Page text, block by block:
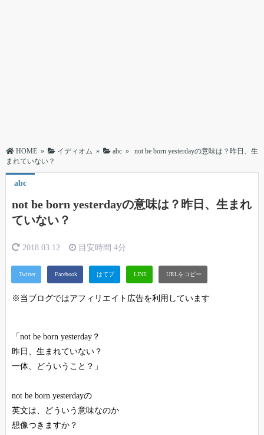
HOME » イディオム » abc »
not be born yesterdayの意味は？昨日、生
まれていない？
abc
not be born yesterdayの意味は？昨日、生まれ
ていない？
2018.03.12 目安時間 4分
※当ブログではアフィリエイト広告を利用しています
「not be born yesterday？
昨日、生まれていない？
一体、どういうこと？」
not be born yesterdayの
英文は、どういう意味なのか
想像つきますか？